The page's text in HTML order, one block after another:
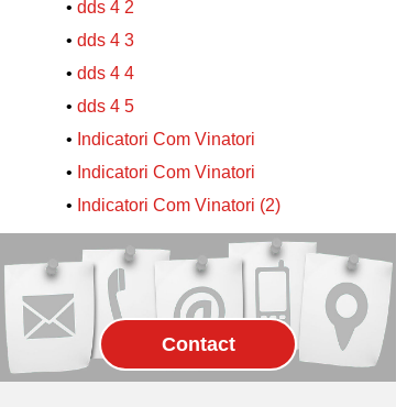
• dds 4 2
• dds 4 3
• dds 4 4
• dds 4 5
• Indicatori Com Vinatori
• Indicatori Com Vinatori
• Indicatori Com Vinatori (2)